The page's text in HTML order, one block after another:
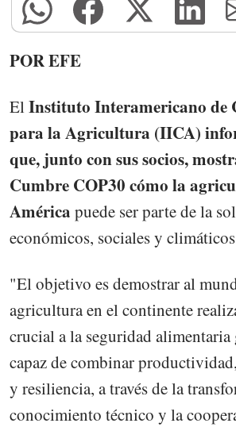
POR EFE
ElInstituto Interamericano de
para la Agricultura (IICA)
que, junto con sus socios,
Cumbre COP30 cómo la
América puede ser parte de la
económicos, sociales y
"El objetivo es demostrar al
agricultura en el continente
crucial a la seguridad
capaz de combinar
y resiliencia, a través de la
conocimiento técnico y la